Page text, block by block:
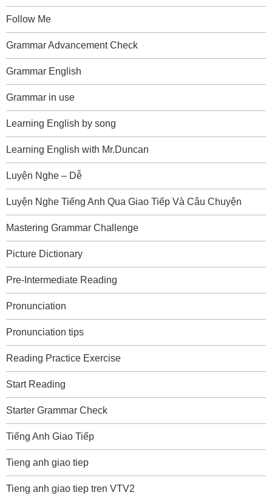
Follow Me
Grammar Advancement Check
Grammar English
Grammar in use
Learning English by song
Learning English with Mr.Duncan
Luyện Nghe – Dễ
Luyện Nghe Tiếng Anh Qua Giao Tiếp Và Câu Chuyện
Mastering Grammar Challenge
Picture Dictionary
Pre-Intermediate Reading
Pronunciation
Pronunciation tips
Reading Practice Exercise
Start Reading
Starter Grammar Check
Tiếng Anh Giao Tiếp
Tieng anh giao tiep
Tieng anh giao tiep tren VTV2